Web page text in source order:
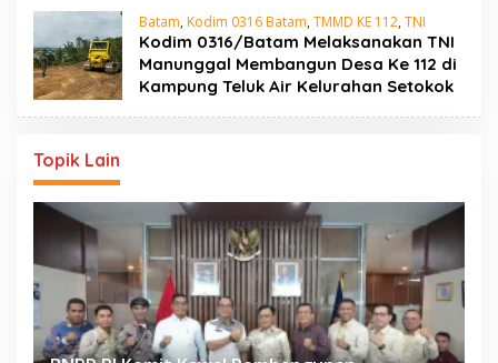
Batam, Kodim 0316 Batam, TMMD KE 112, TNI
Kodim 0316/Batam Melaksanakan TNI
Manunggal Membangun Desa Ke 112 di
Kampung Teluk Air Kelurahan Setokok
Topik Lain